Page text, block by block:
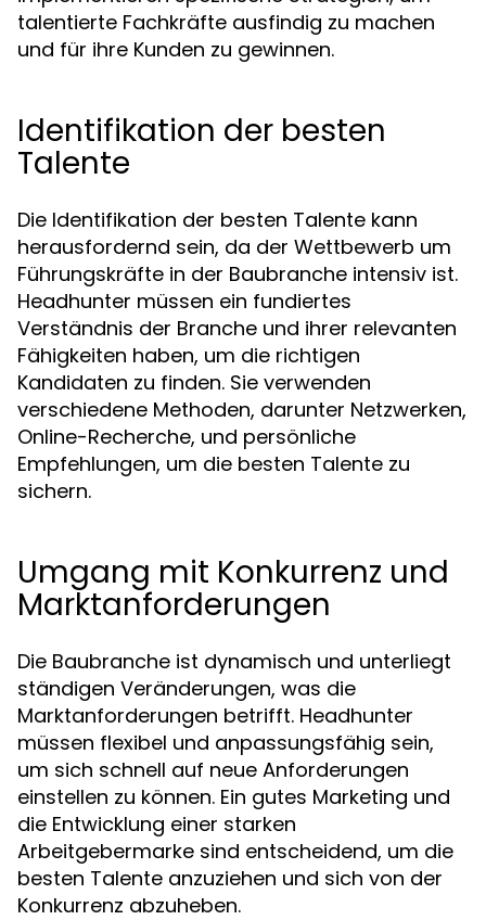
talentierte Fachkräfte ausfindig zu machen
und für ihre Kunden zu gewinnen.
Identifikation der besten
Talente
Die Identifikation der besten Talente kann
herausfordernd sein, da der Wettbewerb um
Führungskräfte in der Baubranche intensiv ist.
Headhunter müssen ein fundiertes
Verständnis der Branche und ihrer relevanten
Fähigkeiten haben, um die richtigen
Kandidaten zu finden. Sie verwenden
verschiedene Methoden, darunter Netzwerken,
Online-Recherche, und persönliche
Empfehlungen, um die besten Talente zu
sichern.
Umgang mit Konkurrenz und
Marktanforderungen
Die Baubranche ist dynamisch und unterliegt
ständigen Veränderungen, was die
Marktanforderungen betrifft. Headhunter
müssen flexibel und anpassungsfähig sein,
um sich schnell auf neue Anforderungen
einstellen zu können. Ein gutes Marketing und
die Entwicklung einer starken
Arbeitgebermarke sind entscheidend, um die
besten Talente anzuziehen und sich von der
Konkurrenz abzuheben.